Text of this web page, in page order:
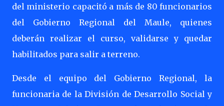
del ministerio capacitó a más de 80 funcionarios
del Gobierno Regional del Maule, quienes
deberán realizar el curso, validarse y quedar
habilitados para salir a terreno.
Desde el equipo del Gobierno Regional, la
funcionaria de la División de Desarrollo Social y